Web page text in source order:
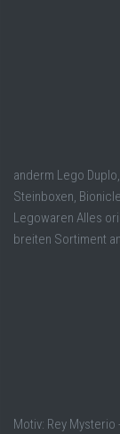
anderm Lego
Steinboxen,
Legowaren Alles
breiten Sortiment
Motiv: Rey